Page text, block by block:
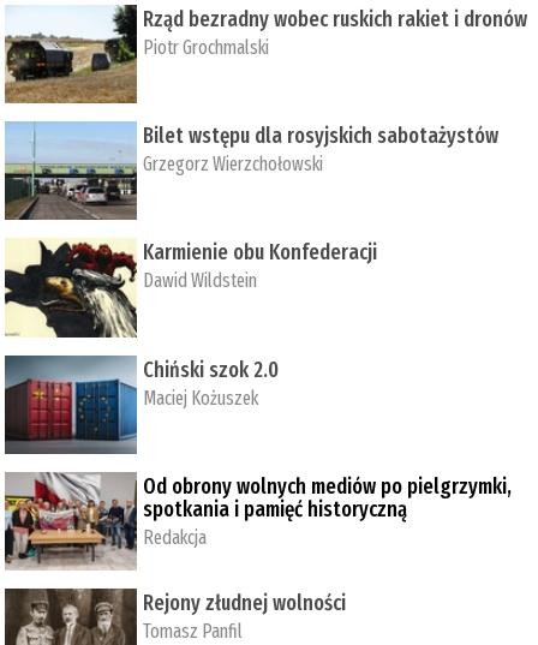
Rząd bezradny wobec ruskich rakiet i dronów
Piotr Grochmalski
Bilet wstępu dla rosyjskich sabotażystów
Grzegorz Wierzchołowski
Karmienie obu Konfederacji
Dawid Wildstein
Chiński szok 2.0
Maciej Kożuszek
Od obrony wolnych mediów po pielgrzymki,
spotkania i pamięć historyczną
Redakcja
Rejony złudnej wolności
Tomasz Panfil